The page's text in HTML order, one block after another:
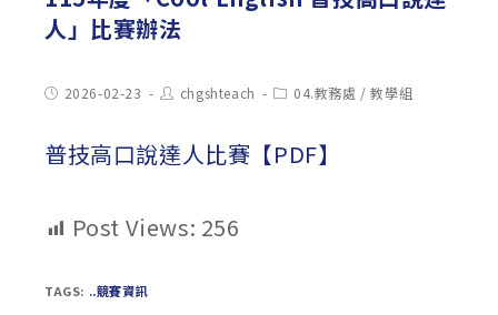
人」比賽辦法
Post2026-02-23
Post
author:
chgshteach
Post04.教務處 / 教學組
普技高口說達人比賽【PDF】
Post Views: 256
TAGS: ..競賽資訊